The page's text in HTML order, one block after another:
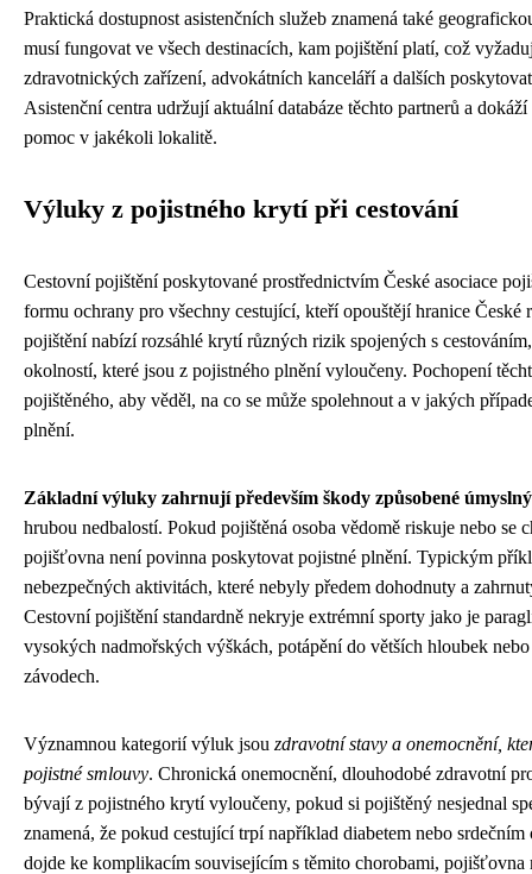
Praktická dostupnost asistenčních služeb znamená také
musí fungovat ve všech destinacích, kam pojištění platí, což
zdravotnických zařízení, advokátních kanceláří a dalších
Asistenční centra udržují aktuální databáze těchto partnerů a
pomoc v jakékoli lokalitě.
Výluky z pojistného krytí při cestování
Cestovní pojištění poskytované prostřednictvím České asociace
formu ochrany pro všechny cestující, kteří opouštějí hranice České
pojištění nabízí rozsáhlé krytí různých rizik spojených s
okolností, které jsou z pojistného plnění vyloučeny. Pochopení
pojištěného, aby věděl, na co se může spolehnout a v jakých
plnění.
Základní výluky zahrnují především škody způsobené
hrubou nedbalostí. Pokud pojištěná osoba vědomě riskuje nebo se
pojišťovna není povinna poskytovat pojistné plnění. Typickým
nebezpečných aktivitách, které nebyly předem dohodnuty a
Cestovní pojištění standardně nekryje extrémní sporty jako je
vysokých nadmořských výškách, potápění do větších hloubek
závodech.
Významnou kategorií výluk jsou zdravotní stavy a onemocnění,
pojistné smlouvy. Chronická onemocnění, dlouhodobé zdravotní
bývají z pojistného krytí vyloučeny, pokud si pojištěný nesjednal
znamená, že pokud cestující trpí například diabetem nebo srdečním
dojde ke komplikacím souvisejícím s těmito chorobami, pojišťovna